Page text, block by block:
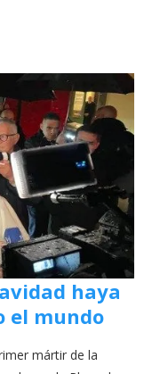
haya
el mundo
mártir de la